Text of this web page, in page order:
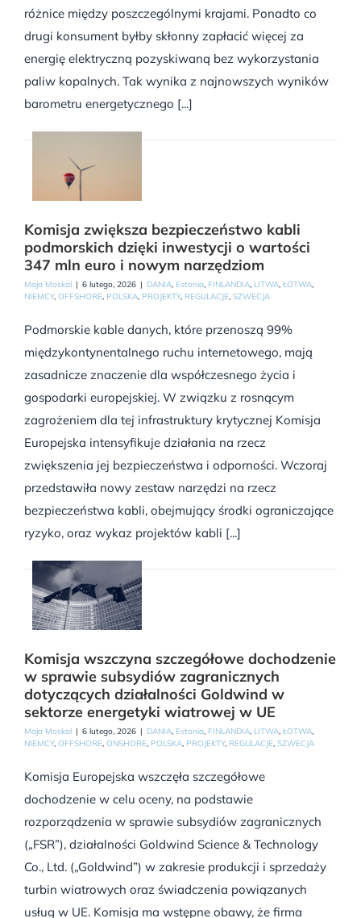
różnice między poszczególnymi krajami. Ponadto co
drugi konsument byłby skłonny zapłacić więcej za
energię elektryczną pozyskiwaną bez wykorzystania
paliw kopalnych. Tak wynika z najnowszych wyników
barometru energetycznego [...]
Komisja zwiększa bezpieczeństwo kabli
podmorskich dzięki inwestycji o wartości
347 mln euro i nowym narzędziom
Maja Moskal | 6 lutego, 2026 | DANIA, Estonia, FINLANDIA, LITWA, ŁOTWA,
NIEMCY, OFFSHORE, POLSKA, PROJEKTY, REGULACJE, SZWECJA
Podmorskie kable danych, które przenoszą 99%
międzykontynentalnego ruchu internetowego, mają
zasadnicze znaczenie dla współczesnego życia i
gospodarki europejskiej. W związku z rosnącym
zagrożeniem dla tej infrastruktury krytycznej Komisja
Europejska intensyfikuje działania na rzecz
zwiększenia jej bezpieczeństwa i odporności. Wczoraj
przedstawiła nowy zestaw narzędzi na rzecz
bezpieczeństwa kabli, obejmujący środki ograniczające
ryzyko, oraz wykaz projektów kabli [...]
Komisja wszczyna szczegółowe dochodzenie
w sprawie subsydiów zagranicznych
dotyczących działalności Goldwind w
sektorze energetyki wiatrowej w UE
Maja Moskal | 6 lutego, 2026 | DANIA, Estonia, FINLANDIA, LITWA, ŁOTWA,
NIEMCY, OFFSHORE, ONSHORE, POLSKA, PROJEKTY, REGULACJE, SZWECJA
Komisja Europejska wszczęła szczegółowe
dochodzenie w celu oceny, na podstawie
rozporządzenia w sprawie subsydiów zagranicznych
(„FSR”), działalności Goldwind Science & Technology
Co., Ltd. („Goldwind”) w zakresie produkcji i sprzedaży
turbin wiatrowych oraz świadczenia powiązanych
usług w UE. Komisja ma wstępne obawy, że firma